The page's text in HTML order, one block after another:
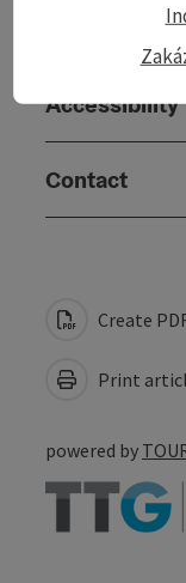
Accessibility
Contact
Create
Print
powered by